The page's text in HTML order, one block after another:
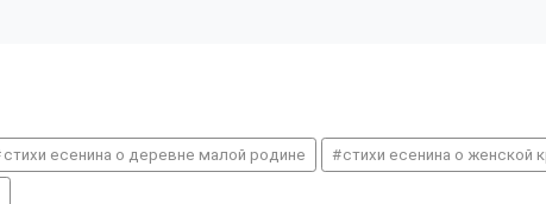
стихи есенина о деревне малой родине стихи есенина о женской